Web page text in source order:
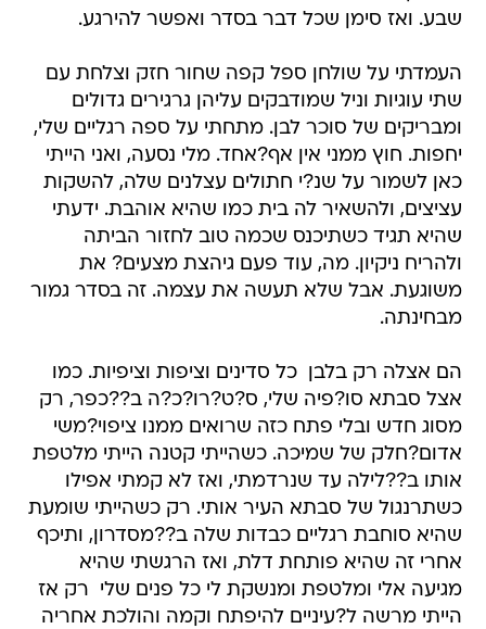
שבע. ואז סימן שכל דבר בסדר ואפשר להירגע.
העמדתי על שולחן ספל קפה שחור חזק וצלחת עם
שתי עוגיות וניל שמודבקים עליהן גרגירים גדולים
ומבריקים של סוכר לבן. מתחתי על ספה רגליים שלי,
יחפות. חוץ ממני אין אף?אחד. מלי נסעה, ואני הייתי
כאן לשמור על שנ?י חתולים עצלנים שלה, להשקות
עציצים, ולהשאיר לה בית כמו שהיא אוהבת. ידעתי
שהיא תגיד כשתיכנס שכמה טוב לחזור הביתה
ולהריח ניקיון. מה, עוד פעם גיהצת מצעים? את
משוגעת. אבל שלא תעשה את עצמה. זה בסדר גמור
מבחינתה.
הם אצלה רק בלבן  כל סדינים וציפות וציפיות. כמו
אצל סבתא סו?פיה שלי, ס?ט?רו?כ?ה ב??כפר, רק
מסוג חדש ובלי פתח כזה שרואים ממנו ציפוי?משי
אדום?חלק של שמיכה. כשהייתי קטנה הייתי מלטפת
אותו ב??לילה עד שנרדמתי, ואז לא קמתי אפילו
כשתרנגול של סבתא העיר אותי. רק כשהייתי שומעת
שהיא סוחבת רגליים כבדות שלה ב??מסדרון, ותיכף
אחרי זה שהיא פותחת דלת, ואז הרגשתי שהיא
מגיעה אלי ומלטפת ומנשקת לי כל פנים שלי  רק אז
הייתי מרשה ל?עיניים להיפתח וקמה והולכת אחריה